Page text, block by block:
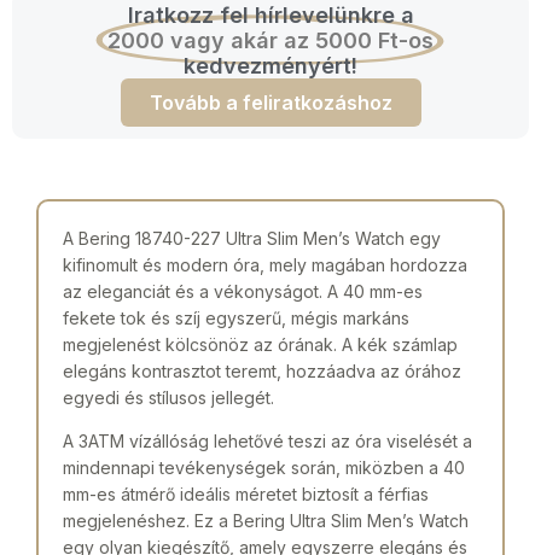
Iratkozz fel hírlevelünkre a
2000 vagy akár az 5000 Ft-os
kedvezményért!
Tovább a feliratkozáshoz
A Bering 18740-227 Ultra Slim Men’s Watch egy
kifinomult és modern óra, mely magában hordozza
az eleganciát és a vékonyságot. A 40 mm-es
fekete tok és szíj egyszerű, mégis markáns
megjelenést kölcsönöz az órának. A kék számlap
elegáns kontrasztot teremt, hozzáadva az órához
egyedi és stílusos jellegét.
A 3ATM vízállóság lehetővé teszi az óra viselését a
mindennapi tevékenységek során, miközben a 40
mm-es átmérő ideális méretet biztosít a férfias
megjelenéshez. Ez a Bering Ultra Slim Men’s Watch
egy olyan kiegészítő, amely egyszerre elegáns és